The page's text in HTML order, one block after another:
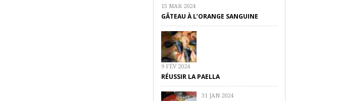
15 MAR 2024
GÂTEAU À L’ORANGE SANGUINE
9 FÉV 2024
RÉUSSIR LA PAELLA
31 JAN 2024